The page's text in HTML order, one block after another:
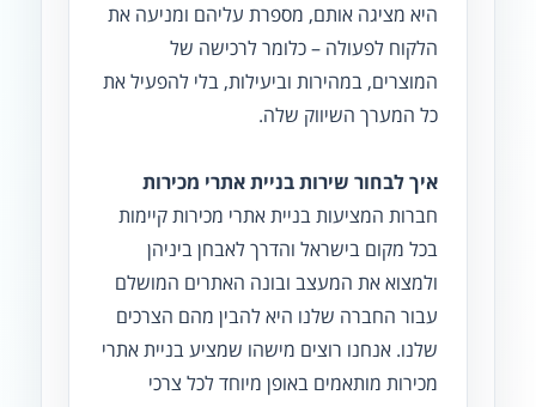
היא מציגה אותם, מספרת עליהם ומניעה את
הלקוח לפעולה – כלומר לרכישה של
המוצרים, במהירות וביעילות, בלי להפעיל את
כל המערך השיווק שלה.
איך לבחור שירות בניית אתרי מכירות
חברות המציעות בניית אתרי מכירות קיימות
בכל מקום בישראל והדרך לאבחן ביניהן
ולמצוא את המעצב ובונה האתרים המושלם
עבור החברה שלנו היא להבין מהם הצרכים
שלנו. אנחנו רוצים מישהו שמציע בניית אתרי
מכירות מותאמים באופן מיוחד לכל צרכי